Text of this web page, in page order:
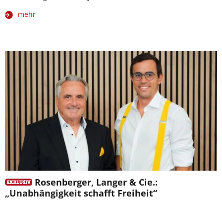
mehr
Rosenberger, Langer & Cie.:
„Unabhängigkeit schafft Freiheit“